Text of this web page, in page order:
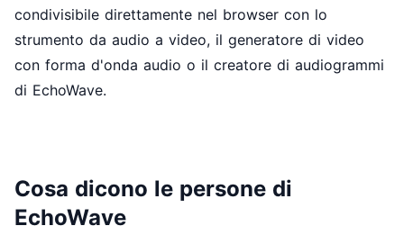
condivisibile direttamente nel browser con lo
strumento da audio a video, il generatore di video
con forma d'onda audio o il creatore di audiogrammi
di EchoWave.
Cosa dicono le persone di
EchoWave